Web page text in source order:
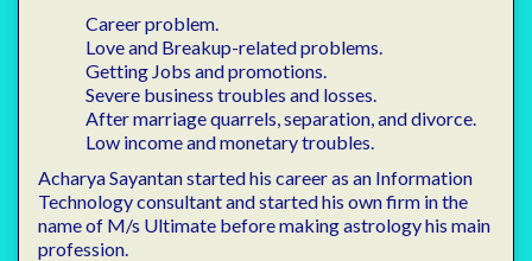
Career problem.
Love and Breakup-related problems.
Getting Jobs and promotions.
Severe business troubles and losses.
After marriage quarrels, separation, and divorce.
Low income and monetary troubles.
Acharya Sayantan started his career as an Information
Technology consultant and started his own firm in the
name of M/s Ultimate before making astrology his main
profession.